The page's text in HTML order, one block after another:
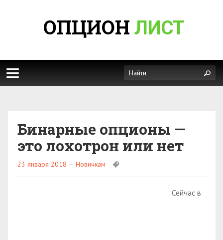
ОПЦИОН ЛИСТ
Бинарные опционы —
это лохотрон или нет
23 января 2018 — Новичкам
Сейчас в